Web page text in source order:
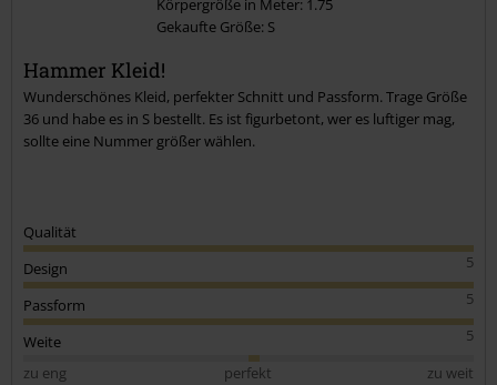
Kommentar jetzt abschicken!
Körpergröße in Meter: 1.75
Gekaufte Größe: S
Hammer Kleid!
Wunderschönes Kleid, perfekter Schnitt und Passform. Trage Größe
36 und habe es in S bestellt. Es ist figurbetont, wer es luftiger mag,
sollte eine Nummer größer wählen.
Qualität
5
Design
5
Passform
5
Weite
zu eng
perfekt
zu weit